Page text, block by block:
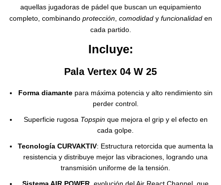
aquellas jugadoras de pádel que buscan un equipamiento
completo, combinando protección, comodidady funcionalidaden
cada partido.
Incluye:
Pala Vertex 04 W 25
Forma diamante para máxima potencia y alto rendimiento sin
perder control.
Superficie rugosa Topspinque mejora el grip y el efecto en
cada golpe.
Tecnología CURVAKTIV: Estructura retorcida que aumenta la
resistencia y distribuye mejor las vibraciones, logrando una
transmisión uniforme de la tensión.
Sistema AIR POWER , evolución del Air React Channel, que